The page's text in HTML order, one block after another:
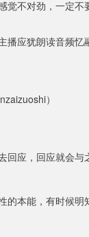
播应犹朗读音频忆
）
回应，回应就会与
的本能，有时候明